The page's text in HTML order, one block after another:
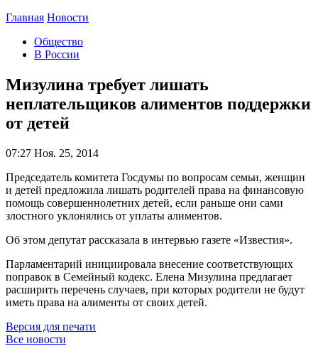
Главная Новости
Общество
В России
Мизулина требует лишать
неплательщиков алиментов поддержки
от детей
07:27 Ноя. 25, 2014
Председатель комитета Госдумы по вопросам семьи, женщин
и детей предложила лишать родителей права на финансовую
помощь совершеннолетних детей, если раньше они сами
злостного уклонялись от уплаты алиментов.
Об этом депутат рассказала в интервью газете «Известия».
Парламентарий инициировала внесение соответствующих
поправок в Семейный кодекс. Елена Мизулина предлагает
расширить перечень случаев, при которых родители не будут
иметь права на алименты от своих детей.
Версия для печати
Все новости